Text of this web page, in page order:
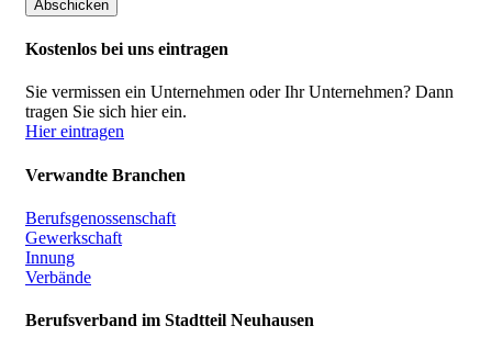
Kostenlos bei uns eintragen
Sie vermissen ein Unternehmen oder Ihr Unternehmen? Dann
tragen Sie sich hier ein.
Hier eintragen
Verwandte Branchen
Berufsgenossenschaft
Gewerkschaft
Innung
Verbände
Berufsverband im Stadtteil Neuhausen